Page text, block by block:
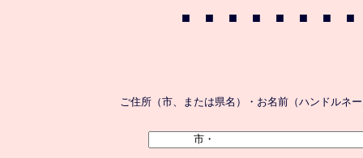
ご住所（市、または県名）・お名前（ハンドルネ